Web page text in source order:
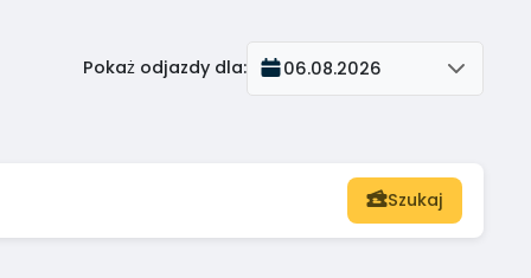
Pokaż odjazdy dla: 06.08.2026
Szukaj